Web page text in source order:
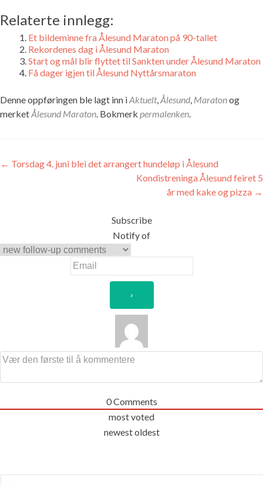
Relaterte innlegg:
Et bildeminne fra Ålesund Maraton på 90-tallet
Rekordenes dag i Ålesund Maraton
Start og mål blir flyttet til Sankten under Ålesund Maraton
Få dager igjen til Ålesund Nyttårsmaraton
Denne oppføringen ble lagt inn iAktuelt,Ålesund, Maratonog
merketÅlesund Maraton. Bokmerk permalenken.
Innleggsnavigasjon
← Torsdag 4. juni blei det arrangert hundeløp i Ålesund
Kondistreninga Ålesund feiret 5
år med kake og pizza →
Subscribe
Notify of
0Comments
most voted
newestoldest